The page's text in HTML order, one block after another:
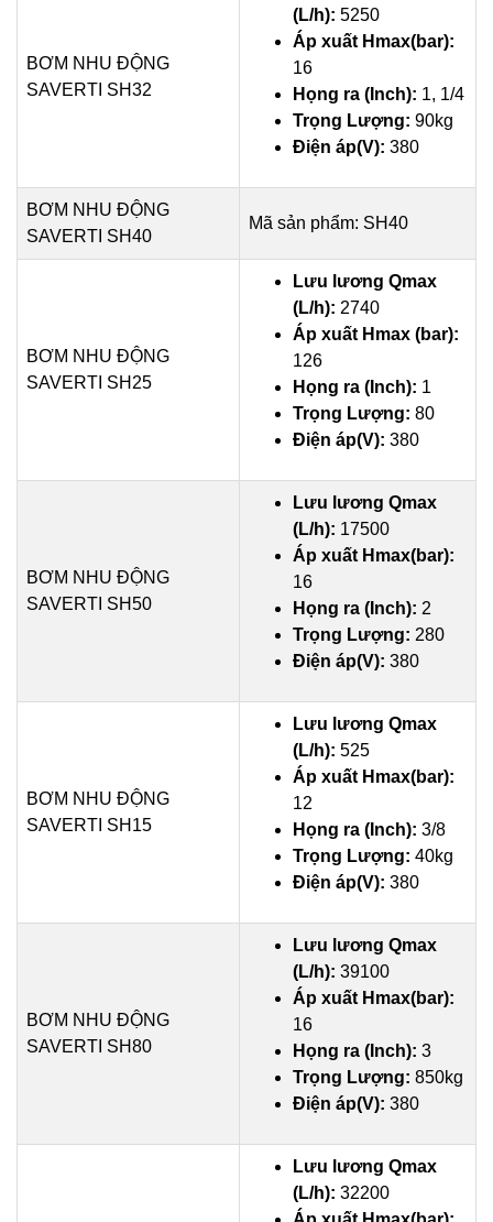
BƠM NHU ĐỘNG
SAVERTI SH32
(L/h): 5250
Áp xuất Hmax(bar):
16
Họng ra (Inch): 1, 1/4
Trọng Lượng: 90kg
Điện áp(V): 380
BƠM NHU ĐỘNG
SAVERTI SH40
Mã sản phẩm: SH40
BƠM NHU ĐỘNG
SAVERTI SH25
Lưu lương Qmax
(L/h): 2740
Áp xuất Hmax (bar):
126
Họng ra (Inch): 1
Trọng Lượng: 80
Điện áp(V): 380
BƠM NHU ĐỘNG
SAVERTI SH50
Lưu lương Qmax
(L/h): 17500
Áp xuất Hmax(bar):
16
Họng ra (Inch): 2
Trọng Lượng: 280
Điện áp(V): 380
BƠM NHU ĐỘNG
SAVERTI SH15
Lưu lương Qmax
(L/h): 525
Áp xuất Hmax(bar):
12
Họng ra (Inch): 3/8
Trọng Lượng: 40kg
Điện áp(V): 380
BƠM NHU ĐỘNG
SAVERTI SH80
Lưu lương Qmax
(L/h): 39100
Áp xuất Hmax(bar):
16
Họng ra (Inch): 3
Trọng Lượng: 850kg
Điện áp(V): 380
Lưu lương Qmax
(L/h): 32200